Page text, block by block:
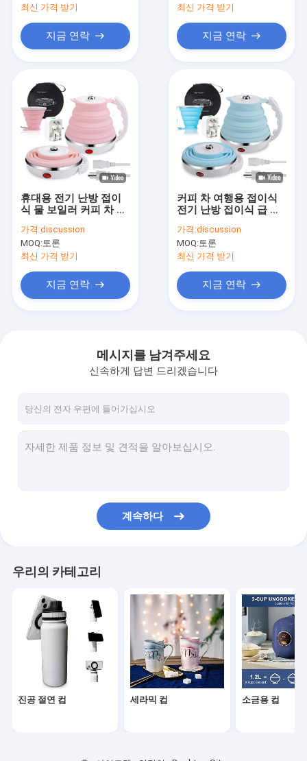
제품 소개
동영상
회사 소개
연락처
뉴스
커피컵
맥주 컵
찻잔
실리콘 컵
최신 가격 받기
지금 연락
최신 가격 받기
지금 연락
휴대용 전기 난방 접이
식 물 보일러 커피 차 빠
가격:discussion
MOQ:토론
최신 가격 받기
지금 연락
커피 차 여행용 접이식
전기 난방 접이식 급 끓
가격:discussion
MOQ:토론
최신 가격 받기
지금 연락
메시지를 남겨주세요
신속하게 답변 드리겠습니다
계속하다
우리의 카테고리
진공 절연 컵 세라믹 컵 소금용 컵